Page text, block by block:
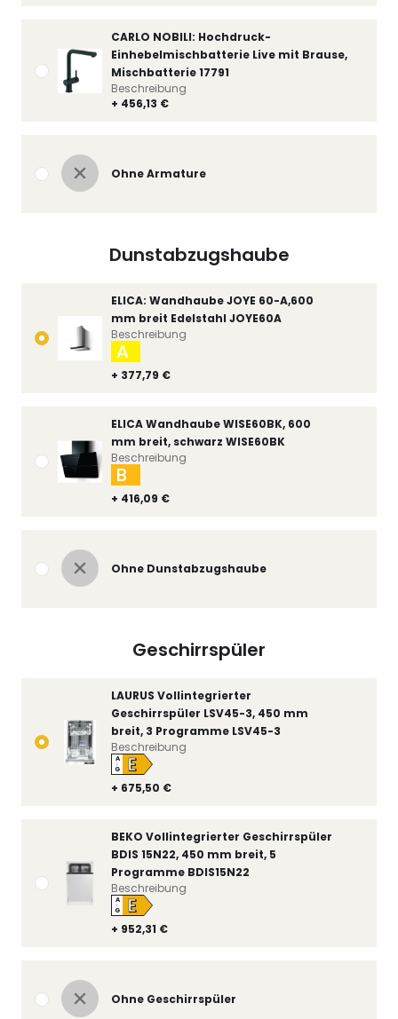
CARLO NOBILI: Hochdruck-
Einhebelmischbatterie Live mit Brause,
Mischbatterie 17791
+ 456,13 €
Beschreibung
Ohne Armature
Dunstabzugshaube
ELICA: Wandhaube JOYE 60-A,600
mm breit Edelstahl JOYE60A
+ 377,79 €
A
Beschreibung
ELICA Wandhaube WISE60BK, 600
mm breit, schwarz WISE60BK
+ 416,09 €
B
Beschreibung
Ohne Dunstabzugshaube
Geschirrspüler
LAURUS Vollintegrierter
Geschirrspüler LSV45-3, 450 mm
breit, 3 Programme LSV45-3
+ 675,50 €
A
↑
G E
Beschreibung
BEKO Vollintegrierter Geschirrspüler
BDIS 15N22, 450 mm breit, 5
Programme BDIS15N22
+ 952,31 €
A
↑
G E
Beschreibung
Ohne Geschirrspüler